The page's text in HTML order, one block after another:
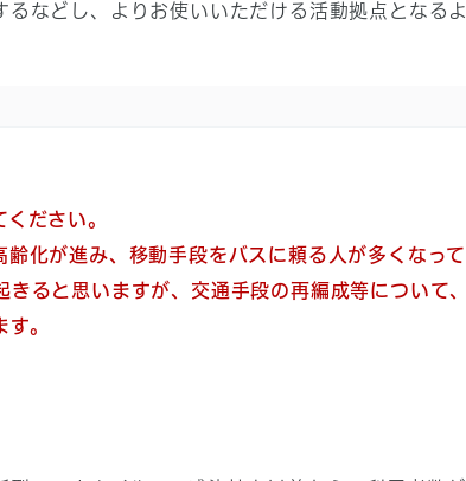
などし、よりお使いいただける活動拠点となる
ださい。
化が進み、移動手段をバスに頼る人が多くなっ
ると思いますが、交通手段の再編成等について
。